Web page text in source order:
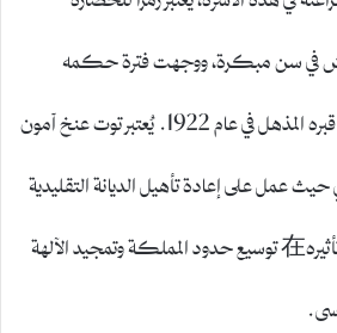
في سن مبكرة، ووجهت فترة حكمه
انتباهًا عالميًا بعد اكتشاف قبره المذهل في عام 1922. يُعتبر توت عنخ آمون
حيث عمل على إعادة تأهيل الديانة التقليدية
بعد فترة الهرم الأكبر. إن تأثيره在 توسيع حدود المملكة وتمجيد الآلهة